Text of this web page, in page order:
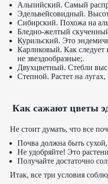
Альпийский. Самый
Эдельвейсовидный.
Сибирский. Похожа на
Бледно-желтый
Курильский. Это
Карликовый. Как следует
не звездообразные;.
Двухцветный. Стебли
Степной. Растет на
Как сажают цветы
Не стоит думать, что все
Почва должна быть
Не удобряйте! Это
Получайте достаточно
Итак, все три условия